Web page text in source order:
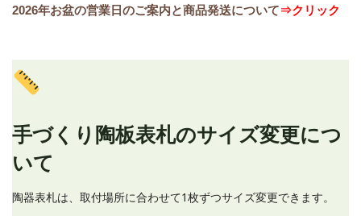
2026年お盆の営業日のご案内と商品発送について⇒クリック
手づくり陶板表札のサイズ変更につ
いて
陶器表札は、取付場所に合わせて1枚ずつサイズ変更できます。